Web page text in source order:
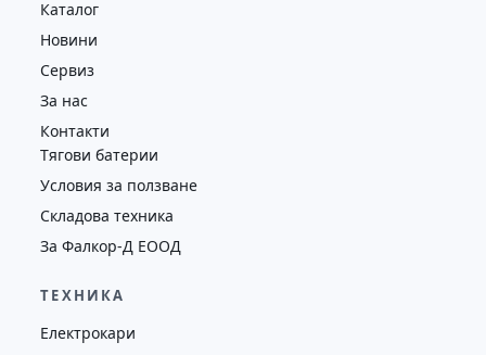
Каталог
Новини
Сервиз
За нас
Контакти
Тягови батерии
Условия за ползване
Складова техника
За Фалкор-Д ЕООД
ТЕХНИКА
Електрокари